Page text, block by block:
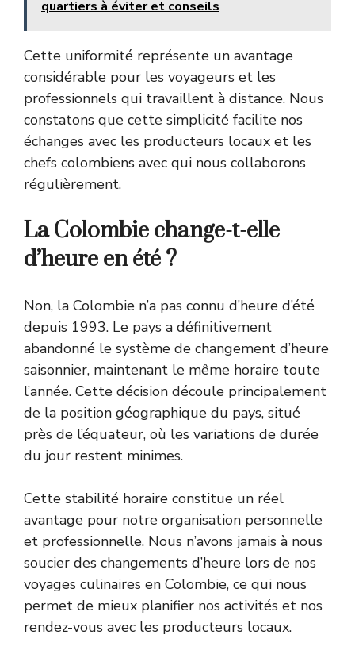
quartiers à éviter et conseils
Cette uniformité représente un avantage
considérable pour les voyageurs et les
professionnels qui travaillent à distance. Nous
constatons que cette simplicité facilite nos
échanges avec les producteurs locaux et les
chefs colombiens avec qui nous collaborons
régulièrement.
La Colombie change-t-elle
d’heure en été ?
Non, la Colombie n’a pas connu d’heure d’été
depuis 1993. Le pays a définitivement
abandonné le système de changement d’heure
saisonnier, maintenant le même horaire toute
l’année. Cette décision découle principalement
de la position géographique du pays, situé
près de l’équateur, où les variations de durée
du jour restent minimes.
Cette stabilité horaire constitue un réel
avantage pour notre organisation personnelle
et professionnelle. Nous n’avons jamais à nous
soucier des changements d’heure lors de nos
voyages culinaires en Colombie, ce qui nous
permet de mieux planifier nos activités et nos
rendez-vous avec les producteurs locaux.